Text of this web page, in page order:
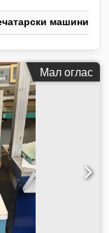
машини и
Мал оглас